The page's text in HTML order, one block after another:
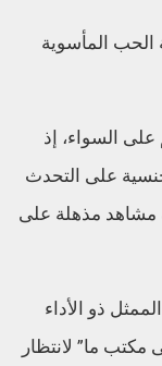
المأسوية
السواء، إذ
على التحدث
مشاهد مذهلة على
ذو الأداء
ما” لانتظار